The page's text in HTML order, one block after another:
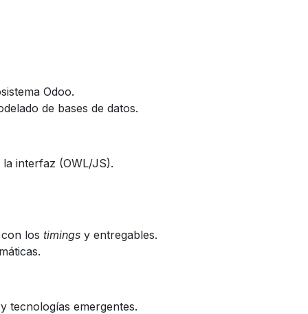
Odoo.
de bases de datos.
interfaz (OWL/JS).
los timings y entregables.
tecnologías emergentes.